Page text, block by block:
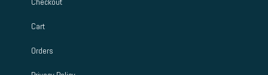
Cart
Orders